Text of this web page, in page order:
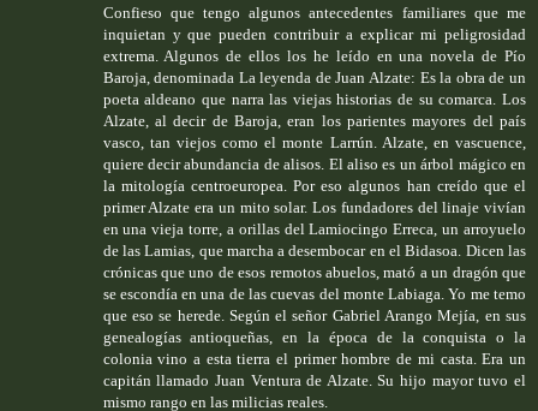
Confieso que tengo algunos antecedentes familiares que me
inquietan y que pueden contribuir a explicar mi peligrosidad
extrema. Algunos de ellos los he leído en una novela de Pío
Baroja, denominada La leyenda de Juan Alzate: Es la obra de un
poeta aldeano que narra las viejas historias de su comarca. Los
Alzate, al decir de Baroja, eran los parientes mayores del país
vasco, tan viejos como el monte Larrún. Alzate, en vascuence,
quiere decir abundancia de alisos. El aliso es un árbol mágico en
la mitología centroeuropea. Por eso algunos han creído que el
primer Alzate era un mito solar. Los fundadores del linaje vivían
en una vieja torre, a orillas del Lamiocingo Erreca, un arroyuelo
de las Lamias, que marcha a desembocar en el Bidasoa. Dicen las
crónicas que uno de esos remotos abuelos, mató a un dragón que
se escondía en una de las cuevas del monte Labiaga. Yo me temo
que eso se herede. Según el señor Gabriel Arango Mejía, en sus
genealogías antioqueñas, en la época de la conquista o la
colonia vino a esta tierra el primer hombre de mi casta. Era un
capitán llamado Juan Ventura de Alzate. Su hijo mayor tuvo el
mismo rango en las milicias reales.